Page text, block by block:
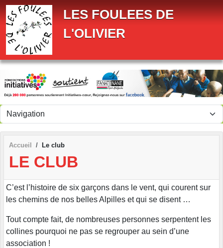
LES FOULEES DE
L'OLIVIER
Accueil Le club
LE CLUB
C’est l’histoire de six garçons dans le vent, qui courent sur
les chemins de nos belles Alpilles et qui se disent …
Tout compte fait, de nombreuses personnes serpentent les
collines pourquoi ne pas se regrouper au sein d’une
association !
Panneau de gestion des cookies